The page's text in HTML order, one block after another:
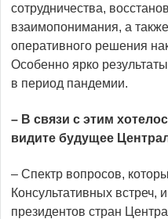
сотрудничества,
взаимопонимания, а
оперативного решения
Особенно ярко
в период пандемии.
– В связи с этим
видите будущее
– Спектр вопросов,
Консультативных встреч,
президентов стран